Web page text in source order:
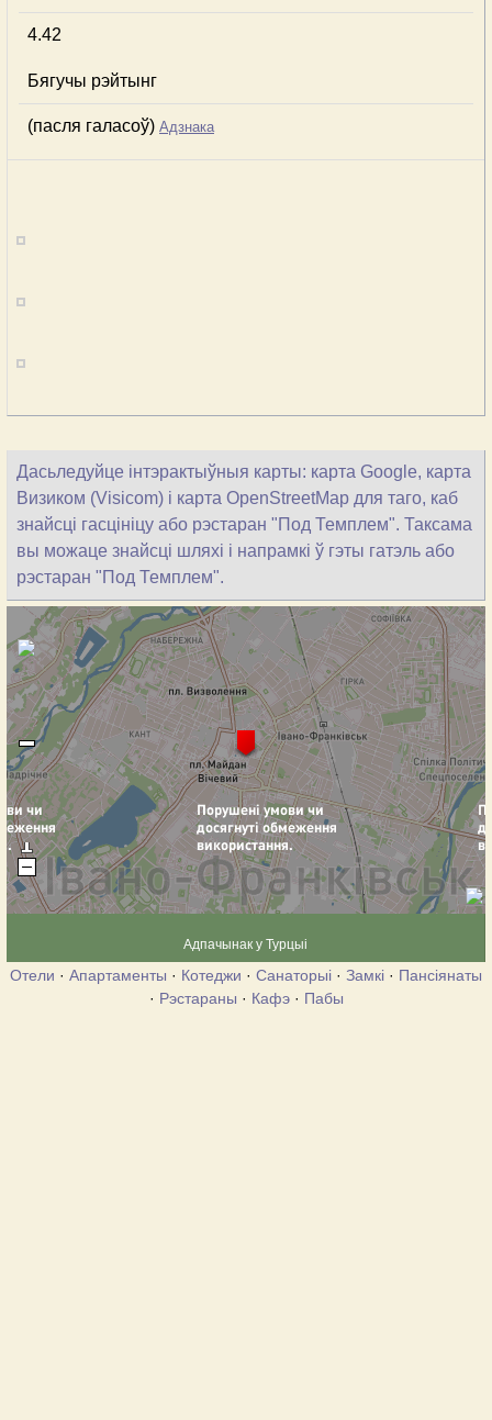
4.42
Бягучы рэйтынг
(пасля галасоў) Адзнака
Дасьледуйце інтэрактыўныя карты: карта Google, карта
Визиком (Visicom) і карта OpenStreetMap для таго, каб
знайсці гасцініцу або рэстаран "Под Темплем". Таксама
вы можаце знайсці шляхі і напрамкі ў гэты гатэль або
рэстаран "Под Темплем".
Адпачынак у Турцыі
Отели · Апартаменты · Котеджи · Санаторыі · Замкі · Пансіянаты
· Рэстараны · Кафэ· Пабы